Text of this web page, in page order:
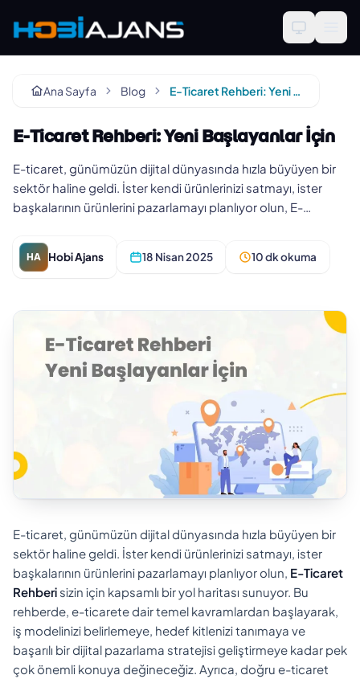
Ana Sayfa Blog E-Ticaret Rehberi: Yeni Başlayanlar İçin
E-Ticaret Rehberi: Yeni Başlayanlar İçin
E-ticaret, günümüzün dijital dünyasında hızla büyüyen bir
sektör haline geldi. İster kendi ürünlerinizi satmayı, ister
başkalarının ürünlerini pazarlamayı planlıyor olun, E-
HA Hobi Ajans 18 Nisan 2025 10 dk okuma
E-ticaret, günümüzün dijital dünyasında hızla büyüyen bir
sektör haline geldi. İster kendi ürünlerinizi satmayı, ister
başkalarının ürünlerini pazarlamayı planlıyor olun, E-Ticaret
Rehberi sizin için kapsamlı bir yol haritası sunuyor. Bu
rehberde, e-ticarete dair temel kavramlardan başlayarak,
iş modelinizi belirlemeye, hedef kitlenizi tanımaya ve
başarılı bir dijital pazarlama stratejisi geliştirmeye kadar pek
çok önemli konuya değineceğiz. Ayrıca, doğru e-ticaret